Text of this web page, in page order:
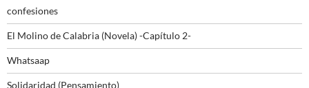
confesiones
El Molino de Calabria (Novela) -Capítulo 2-
Whatsaap
Solidaridad (Pensamiento)